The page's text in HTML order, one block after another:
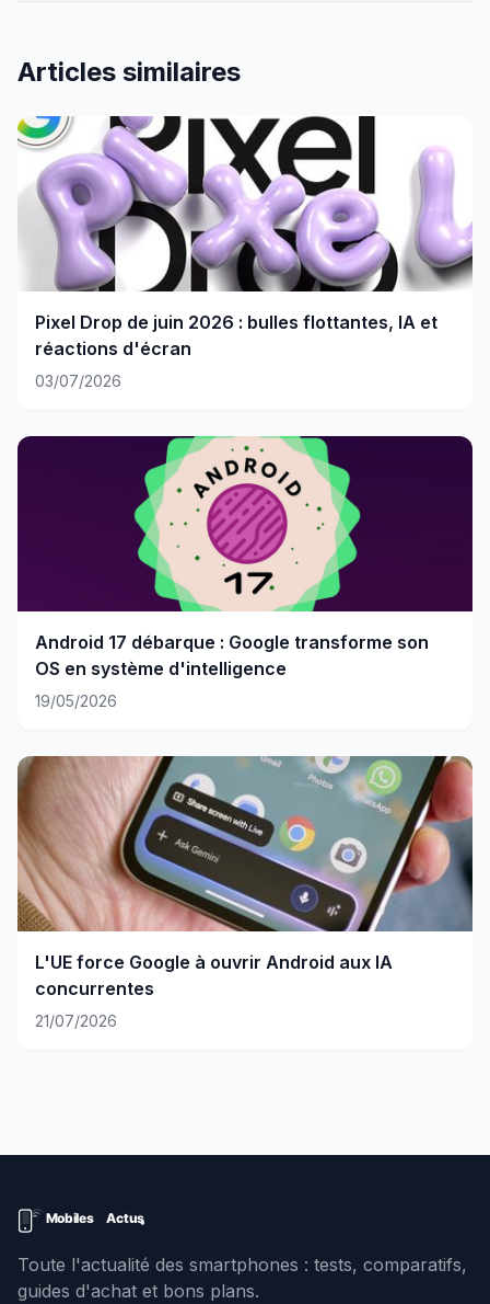
Articles similaires
Pixel Drop de juin 2026 : bulles flottantes, IA et
réactions d'écran
03/07/2026
Android 17 débarque : Google transforme son
OS en système d'intelligence
19/05/2026
L'UE force Google à ouvrir Android aux IA
concurrentes
21/07/2026
Toute l'actualité des smartphones : tests, comparatifs,
guides d'achat et bons plans.